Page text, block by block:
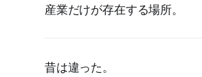
産業だけが存在する場所。
昔は違った。